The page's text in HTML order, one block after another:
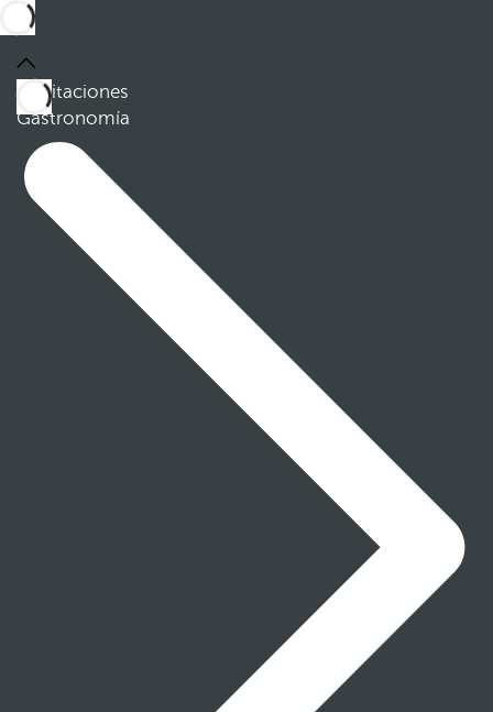
Habitaciones
Gastronomía